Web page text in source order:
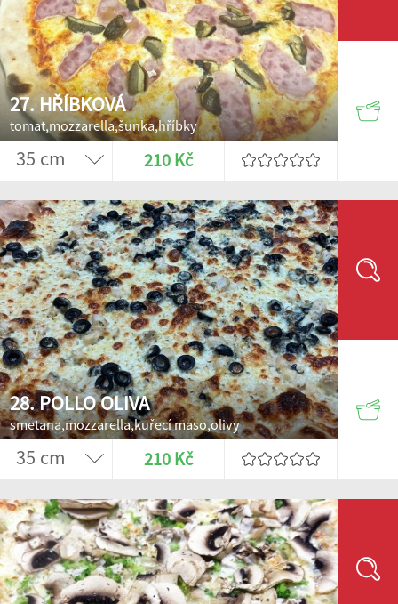
27. HŘÍBKOVÁ
tomat,mozzarella,šunka,hříbky
210 Kč
28. POLLO OLIVA
smetana,mozzarella,kuřecí maso,olivy
210 Kč